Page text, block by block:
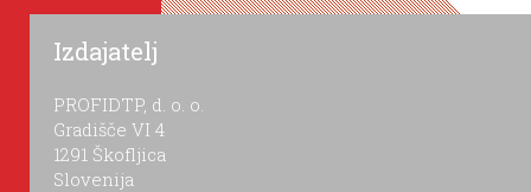
Izdajatelj
PROFIDTP, d. o. o.
Gradišče VI 4
1291 Škofljica
Slovenija